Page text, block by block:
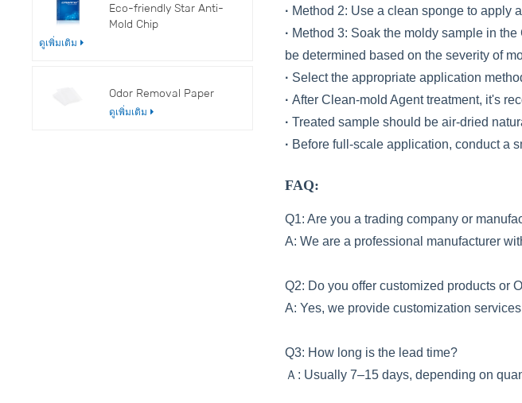
· Method 2: Use a clean sponge to apply
· Method 3: Soak the moldy sample in
be determined based on the severity of
· Select the appropriate application
·After Clean-mold Agent treatment, it's
·Treated sample should be air-dried
· Before full-scale application, conduct a
FAQ:
Q1: Are you a trading company or
A: We are a professional manufacturer
Q2: Do you offer customized products or
A: Yes, we provide customization
Q3: How long is the lead time?
Ａ: Usually 7–15 days, depending on
Eco-friendly Star Anti-
Mold Chip
ดูเพิ่มเติม
Odor Removal Paper
ดูเพิ่มเติม